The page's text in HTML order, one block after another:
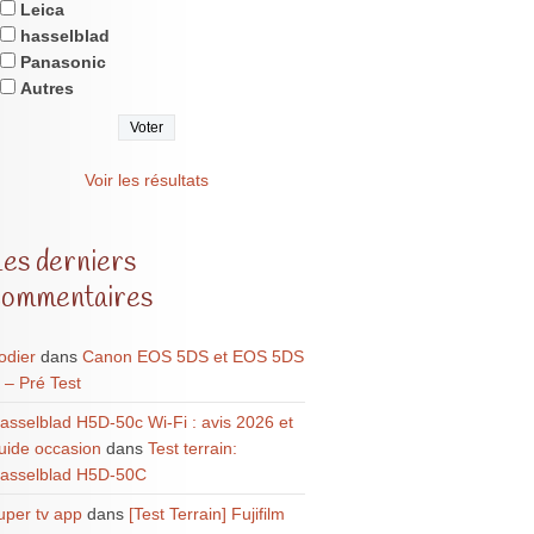
Leica
hasselblad
Panasonic
Autres
Voir les résultats
derniers
dans Canon EOS 5DS et EOS 5DS
– Pré Test
H5D-50c Wi-Fi : avis 2026 et
occasion dans Test terrain:
H5D-50C
tv appdans [Test Terrain] Fujifilm